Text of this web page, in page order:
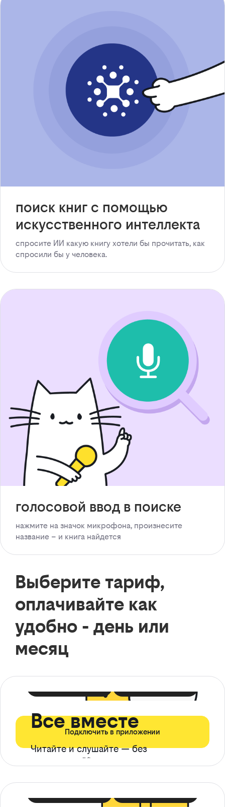
поиск книг с помощью
искусственного интеллекта
спросите ИИ какую книгу хотели бы прочитать, как
спросили бы у человека.
голосовой ввод в поиске
нажмите на значок микрофона, произнесите
название – и книга найдется
Выберите тариф,
оплачивайте как
удобно - день или
месяц
Все вместе
Читайте и слушайте — без
ограничений*
Подключить в приложении